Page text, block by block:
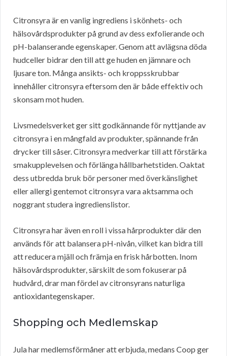
Citronsyra är en vanlig ingrediens i skönhets- och
hälsovårdsprodukter på grund av dess exfolierande och
pH-balanserande egenskaper. Genom att avlägsna döda
hudceller bidrar den till att ge huden en jämnare och
ljusare ton. Många ansikts- och kroppsskrubbar
innehåller citronsyra eftersom den är både effektiv och
skonsam mot huden.
Livsmedelsverket ger sitt godkännande för nyttjande av
citronsyra i en mångfald av produkter, spännande från
drycker till såser. Citronsyra medverkar till att förstärka
smakupplevelsen och förlänga hållbarhetstiden. Oaktat
dess utbredda bruk bör personer med överkänslighet
eller allergi gentemot citronsyra vara aktsamma och
noggrant studera ingredienslistor.
Citronsyra har även en roll i vissa hårprodukter där den
används för att balansera pH-nivån, vilket kan bidra till
att reducera mjäll och främja en frisk hårbotten. Inom
hälsovårdsprodukter, särskilt de som fokuserar på
hudvård, drar man fördel av citronsyrans naturliga
antioxidantegenskaper.
Shopping och Medlemskap
Jula har medlemsförmåner att erbjuda, medans Coop ger